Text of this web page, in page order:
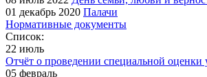
01 декабрь 2020 Палачи
Нормативные документы
Список:
22 июль
Отчёт о проведении специальной оценки
05 февраль